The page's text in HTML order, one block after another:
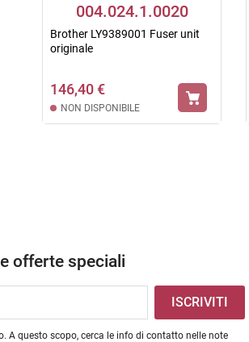
004.024.1.0020
Brother LY9389001 Fuser unit
originale
146,40 €
NON DISPONIBILE
offerte speciali
A questo scopo, cerca le info di contatto nelle note